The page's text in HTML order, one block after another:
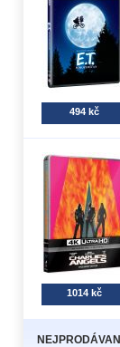
494 kč
1014 kč